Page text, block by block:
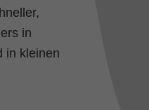
in
in kleinen